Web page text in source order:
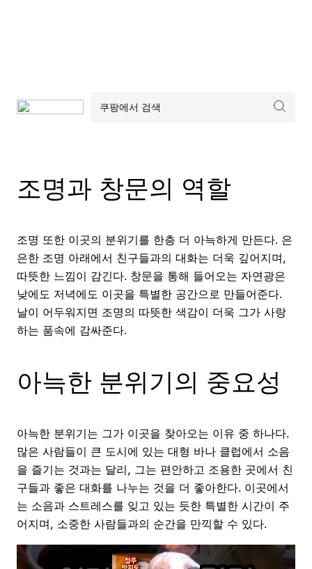
조명과 창문의 역할
조명 또한 이곳의 분위기를 한층 더 아늑하게 만든다. 은
은한 조명 아래에서 친구들과의 대화는 더욱 깊어지며,
따뜻한 느낌이 감긴다. 창문을 통해 들어오는 자연광은
낮에도 저녁에도 이곳을 특별한 공간으로 만들어준다.
날이 어두워지면 조명의 따뜻한 색감이 더욱 그가 사랑
하는 품속에 감싸준다.
아늑한 분위기의 중요성
아늑한 분위기는 그가 이곳을 찾아오는 이유 중 하나다.
많은 사람들이 큰 도시에 있는 대형 바나 클럽에서 소음
을 즐기는 것과는 달리, 그는 편안하고 조용한 곳에서 친
구들과 좋은 대화를 나누는 것을 더 좋아한다. 이곳에서
는 소음과 스트레스를 잊고 있는 듯한 특별한 시간이 주
어지며, 소중한 사람들과의 순간을 만끽할 수 있다.